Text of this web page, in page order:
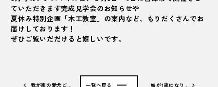
ていただきます完成見学会のお知らせや
夏休み特別企画「木工教室」の案内など、もりだくさんでお
届けしております！
ぜひご覧いだだけると嬉しいです。
我が家の愛犬ピ… 娘が1歳になり…
一覧へ戻る